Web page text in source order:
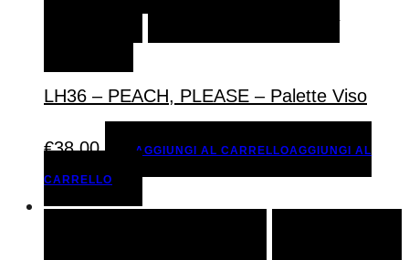
LH36 – PEACH, PLEASE – Palette Viso
€38,00 AGGIUNGI AL CARRELLOAGGIUNGI AL
CARRELLO